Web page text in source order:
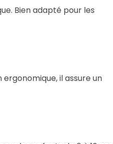
Bien adapté pour les
ergonomique, il assure un